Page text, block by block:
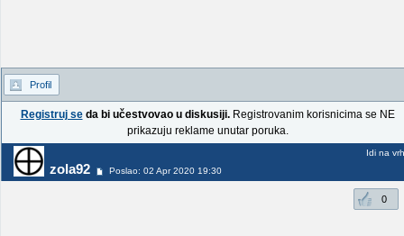
Profil
Registruj seda bi učestvovao u diskusiji.Registrovanim korisnicima se NE
prikazuju reklame unutar poruka.
zola92 Poslao: 02 Apr 2020 19:30
Idi na vrh
0